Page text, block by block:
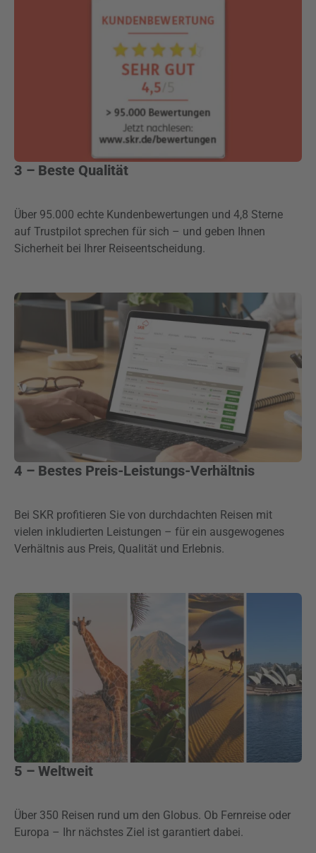
3 – Beste Qualität
Über 95.000 echte Kundenbewertungen und 4,8 Sterne
auf Trustpilot sprechen für sich – und geben Ihnen
Sicherheit bei Ihrer Reiseentscheidung.
4 – Bestes Preis-Leistungs-Verhältnis
Bei SKR profitieren Sie von durchdachten Reisen mit
vielen inkludierten Leistungen – für ein ausgewogenes
Verhältnis aus Preis, Qualität und Erlebnis.
5 – Weltweit
Über 350 Reisen rund um den Globus. Ob Fernreise oder
Europa – Ihr nächstes Ziel ist garantiert dabei.